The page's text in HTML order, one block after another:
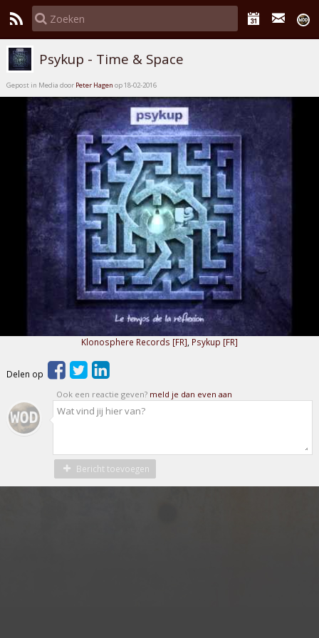
Psykup - Time & Space
Gepost in Media door Peter Hagen op 18-02-2016
Klonosphere Records [FR] Psykup [FR]
Delen op
Ook een reactie geven? meld je dan even aan
Bericht toevoegen